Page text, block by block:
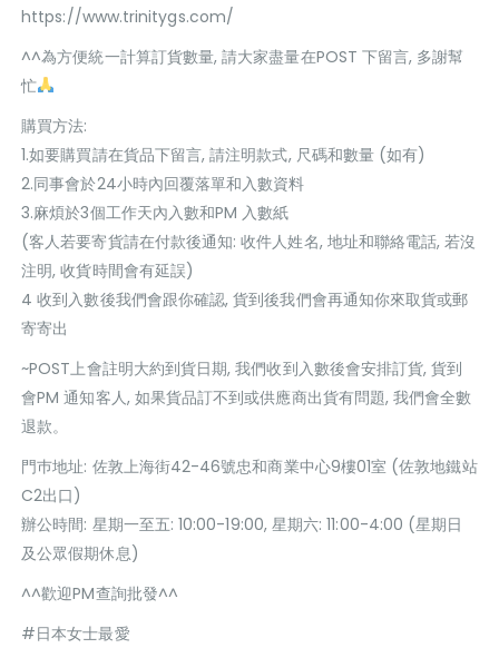
https://www.trinitygs.com/
^^為方便統一計算訂貨數量, 請大家盡量在POST 下留言, 多謝幫
忙
購買方法:
1.如要購買請在貨品下留言, 請注明款式, 尺碼和數量 (如有)
2.同事會於24小時內回覆落單和入數資料
3.麻煩於3個工作天內入數和PM 入數紙
(客人若要寄貨請在付款後通知: 收件人姓名, 地址和聯絡電話, 若沒
注明, 收貨時間會有延誤)
4 收到入數後我們會跟你確認, 貨到後我們會再通知你來取貨或郵
寄寄出
~POST上會註明大約到貨日期, 我們收到入數後會安排訂貨, 貨到
會PM 通知客人, 如果貨品訂不到或供應商出貨有問題, 我們會全數
退款。
門巿地址: 佐敦上海街42-46號忠和商業中心9樓01室 (佐敦地鐵站
C2出口)
辦公時間: 星期一至五: 10:00-19:00, 星期六: 11:00-4:00 (星期日
及公眾假期休息)
^^歡迎PM查詢批發^^
#日本女士最愛